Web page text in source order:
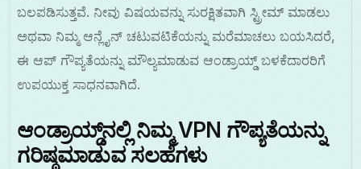
ಬಲಪಡಿಸುತ್ತವೆ. ನೀವು ವಿಷಯವನ್ನು ಸುರಕ್ಷಿತವಾಗಿ ಸ್ಟ್ರೀಮ್ ಮಾಡಲು
ಅಥವಾ ನಿಮ್ಮ ಆನ್ಲೈನ್ ಚಟುವಟಿಕೆಯನ್ನು ಮರೆಮಾಚಲು ಬಯಸಿದರೆ,
ಈ ಆಪ್ ಗೌಪ್ಯತೆಯನ್ನು ಮೌಲ್ಯಮಾಡುವ ಆಂಡ್ರಾಯ್ಡ್ ಬಳಕೆದಾರರಿಗೆ
ಉಪಯುಕ್ತ ಸಾಧನವಾಗಿದೆ.
ಆಂಡ್ರಾಯ್ಡ್‌ನಲ್ಲಿ ನಿಮ್ಮ VPN ಗೌಪ್ಯತೆಯನ್ನು
ಗರಿಷ್ಠಮಾಡುವ ಸಲಹೆಗಳು